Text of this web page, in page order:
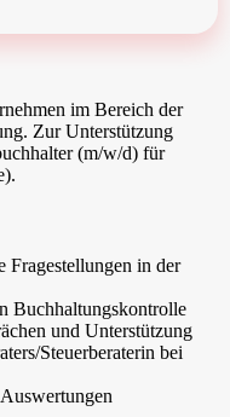
im Bereich der
Zur Unterstützung
(m/w/d) für
Fragestellungen in der
Buchhaltungskontrolle
und Unterstützung
Steuerberaterin bei